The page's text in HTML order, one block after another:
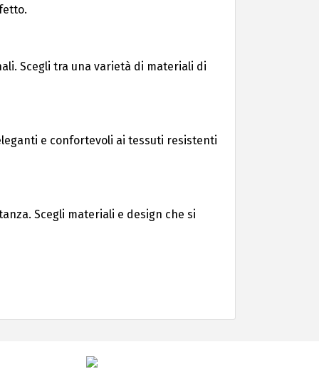
Scegli tra una varietà di materiali di
e confortevoli ai tessuti resistenti
Scegli materiali e design che si